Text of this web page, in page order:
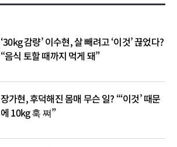
‘30kg 감량’ 이수현, 살 빼려고 ‘이것’ 끊었다?
“음식 토할 때까지 먹게 돼”
장가현, 후덕해진 몸매 무슨 일? “‘이것’ 때문
에 10kg 훅 쪄”